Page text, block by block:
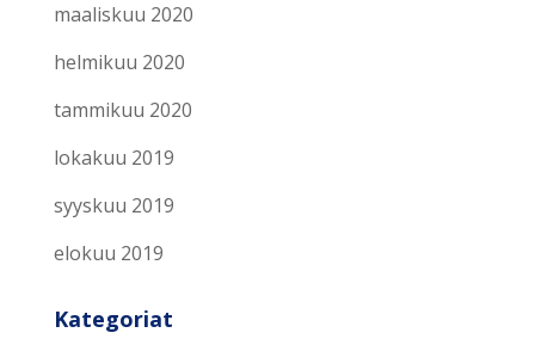
maaliskuu 2020
helmikuu 2020
tammikuu 2020
lokakuu 2019
syyskuu 2019
elokuu 2019
Kategoriat